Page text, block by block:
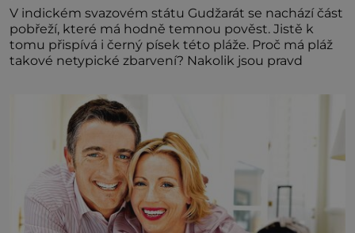
V indickém svazovém státu Gudžarát se nachází část
pobřeží, které má hodně temnou pověst. Jistě k
tomu přispívá i černý písek této pláže. Proč má pláž
takové netypické zbarvení? Nakolik jsou pravd